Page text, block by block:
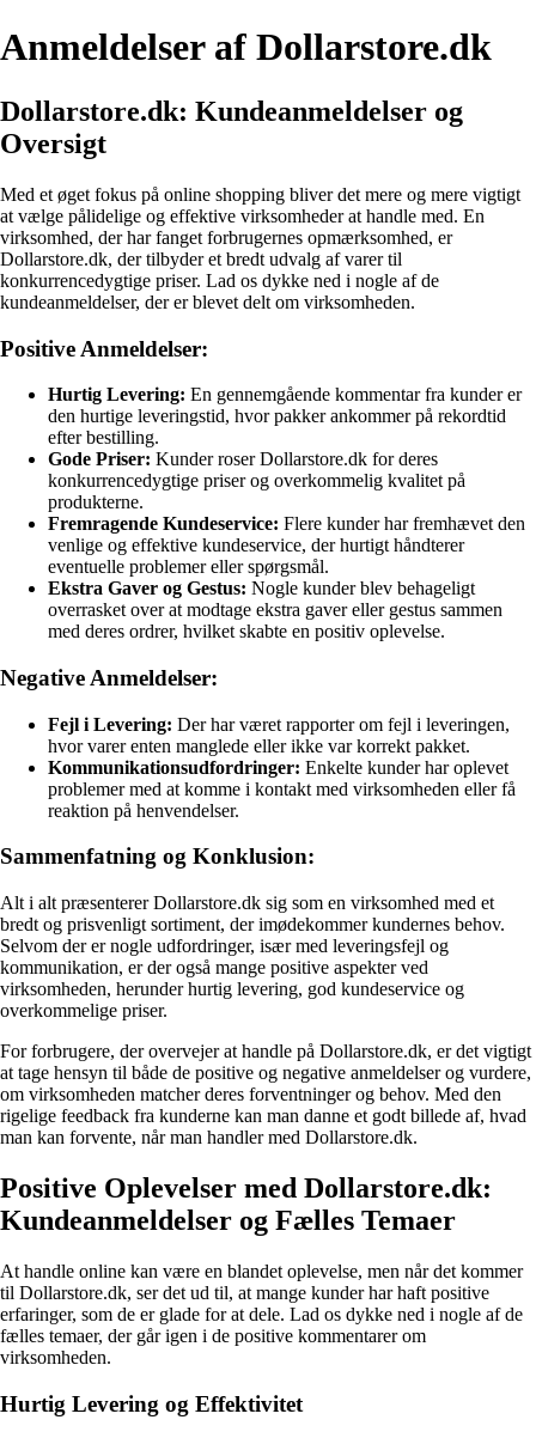
Anmeldelser af Dollarstore.dk
Dollarstore.dk: Kundeanmeldelser og
Oversigt
Med et øget fokus på online shopping bliver det mere og mere vigtigt
at vælge pålidelige og effektive virksomheder at handle med. En
virksomhed, der har fanget forbrugernes opmærksomhed, er
Dollarstore.dk, der tilbyder et bredt udvalg af varer til
konkurrencedygtige priser. Lad os dykke ned i nogle af de
kundeanmeldelser, der er blevet delt om virksomheden.
Positive Anmeldelser:
Hurtig Levering: En gennemgående kommentar fra kunder er
den hurtige leveringstid, hvor pakker ankommer på rekordtid
efter bestilling.
Gode Priser: Kunder roser Dollarstore.dk for deres
konkurrencedygtige priser og overkommelig kvalitet på
produkterne.
Fremragende Kundeservice: Flere kunder har fremhævet den
venlige og effektive kundeservice, der hurtigt håndterer
eventuelle problemer eller spørgsmål.
Ekstra Gaver og Gestus: Nogle kunder blev behageligt
overrasket over at modtage ekstra gaver eller gestus sammen
med deres ordrer, hvilket skabte en positiv oplevelse.
Negative Anmeldelser:
Fejl i Levering: Der har været rapporter om fejl i leveringen,
hvor varer enten manglede eller ikke var korrekt pakket.
Kommunikationsudfordringer: Enkelte kunder har oplevet
problemer med at komme i kontakt med virksomheden eller få
reaktion på henvendelser.
Sammenfatning og Konklusion:
Alt i alt præsenterer Dollarstore.dk sig som en virksomhed med et
bredt og prisvenligt sortiment, der imødekommer kundernes behov.
Selvom der er nogle udfordringer, især med leveringsfejl og
kommunikation, er der også mange positive aspekter ved
virksomheden, herunder hurtig levering, god kundeservice og
overkommelige priser.
For forbrugere, der overvejer at handle på Dollarstore.dk, er det vigtigt
at tage hensyn til både de positive og negative anmeldelser og vurdere,
om virksomheden matcher deres forventninger og behov. Med den
rigelige feedback fra kunderne kan man danne et godt billede af, hvad
man kan forvente, når man handler med Dollarstore.dk.
Positive Oplevelser med Dollarstore.dk:
Kundeanmeldelser og Fælles Temaer
At handle online kan være en blandet oplevelse, men når det kommer
til Dollarstore.dk, ser det ud til, at mange kunder har haft positive
erfaringer, som de er glade for at dele. Lad os dykke ned i nogle af de
fælles temaer, der går igen i de positive kommentarer om
virksomheden.
Hurtig Levering og Effektivitet